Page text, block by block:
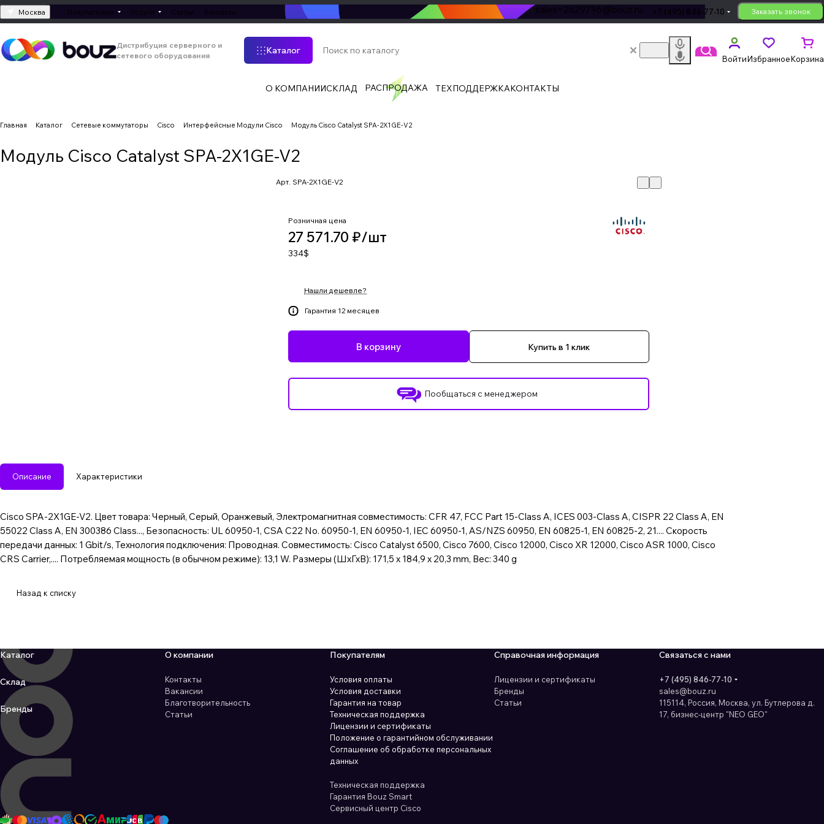
Москва Покупателям Услуги Статьи Контакты sales+2629796@bouz.ru +7 (495) 846-77-10 Заказать звонок
Дистрибуция серверного и
сетевого оборудования
Каталог
ВойтиИзбранноеКорзина
О КОМПАНИИСКЛАД РАСПРОДАЖА ТЕХПОДДЕРЖКАКОНТАКТЫ
Главная Каталог Сетевые коммутаторы Cisco Интерфейсные Модули Cisco Модуль Cisco Catalyst SPA-2X1GE-V2
Модуль Cisco Catalyst SPA-2X1GE-V2
Арт. SPA-2X1GE-V2
Розничная цена
27 571.70 ₽/шт
334$
В корзину Купить в 1 клик
Пообщаться с менеджером
Нашли дешевле?
Гарантия 12 месяцев
Описание Характеристики
Cisco SPA-2X1GE-V2. Цвет товара: Черный, Серый, Оранжевый, Электромагнитная совместимость: CFR 47, FCC Part 15-Class A, ICES 003-Class A, CISPR 22 Class A, EN
55022 Class A, EN 300386 Class..., Безопасность: UL 60950-1, CSA C22 No. 60950-1, EN 60950-1, IEC 60950-1, AS/NZS 60950, EN 60825-1, EN 60825-2, 21.... Скорость
передачи данных: 1 Gbit/s, Технология подключения: Проводная. Совместимость: Cisco Catalyst 6500, Cisco 7600, Cisco 12000, Cisco XR 12000, Cisco ASR 1000, Cisco
CRS Carrier,.... Потребляемая мощность (в обычном режиме): 13,1 W. Размеры (ШхГхВ): 171,5 x 184,9 x 20,3 mm, Вес: 340 g
Назад к списку
Каталог
Склад
Бренды
О компании
Контакты
Вакансии
Благотворительность
Статьи
Покупателям
Условия оплаты
Условия доставки
Гарантия на товар
Техническая поддержка
Лицензии и сертификаты
Положение о гарантийном обслуживании
Соглашение об обработке персональных
данных
Техническая поддержка
Гарантия Bouz Smart
Сервисный центр Cisco
Справочная информация
Лицензии и сертификаты
Бренды
Статьи
Связаться с нами
+7 (495) 846-77-10
sales@bouz.ru
115114, Россия, Москва, ул. Бутлерова д.
17, бизнес-центр "NEO GEO"